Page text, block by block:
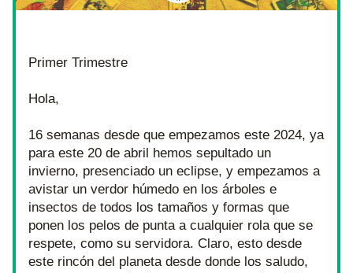
Primer Trimestre
Hola,
16 semanas desde que empezamos este 2024, ya
para este 20 de abril hemos sepultado un
invierno, presenciado un eclipse, y empezamos a
avistar un verdor húmedo en los árboles e
insectos de todos los tamaños y formas que
ponen los pelos de punta a cualquier rola que se
respete, como su servidora. Claro, esto desde
este rincón del planeta desde donde los saludo,